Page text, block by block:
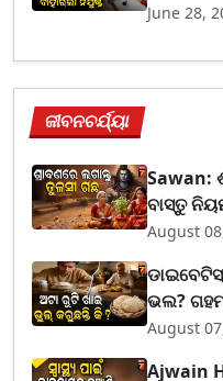
June 28,
ଜୀବନଚର୍ଯ୍ୟା
Sawan:
ବାସ୍ତୁ
August
ଭଲ?
August
Ajwain